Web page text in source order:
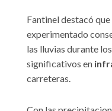
Fantinel destacó
experimentado
las lluvias durante
significativos en
carreteras.